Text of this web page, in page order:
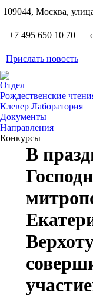
109044, Москва,
+7 495 650 10 70
Прислать новость
Отдел
Рождественские
Клевер Лаборатория
Документы
Направления
Конкурсы
В